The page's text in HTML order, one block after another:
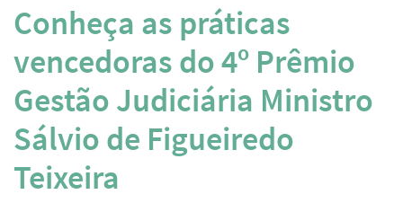
Notícias
Conheça as práticas
vencedoras do 4º Prêmio
Gestão Judiciária Ministro
Sálvio de Figueiredo
Teixeira